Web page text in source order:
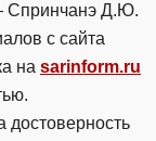
Спринчанэ Д.Ю.
с сайта
на sarinform.ru
достоверность